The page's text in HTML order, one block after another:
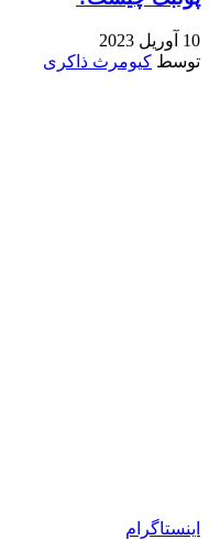
10 آوریل 2023
توسط کیومرث ذاکری
اینستاگرام